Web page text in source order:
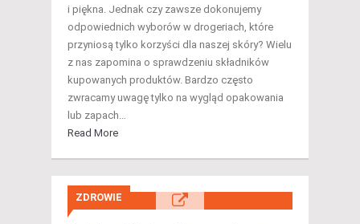
i piękna. Jednak czy zawsze dokonujemy
odpowiednich wyborów w drogeriach, które
przyniosą tylko korzyści dla naszej skóry? Wielu
z nas zapomina o sprawdzeniu składników
kupowanych produktów. Bardzo często
zwracamy uwagę tylko na wygląd opakowania
lub zapach…
Read More
ZDROWIE